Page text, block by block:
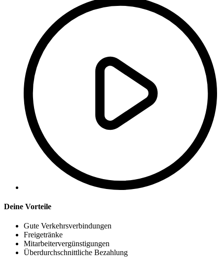
Deine Vorteile
Gute Verkehrsverbindungen
Freigetränke
Mitarbeitervergünstigungen
Überdurchschnittliche Bezahlung